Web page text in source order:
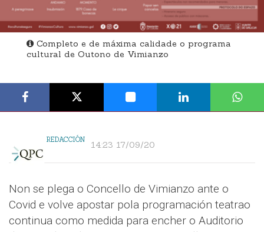
Completo e de máxima calidade o programa
cultural de Outono de Vimianzo
REDACCIÓN 14:23 17/09/20
Non se plega o Concello de Vimianzo ante o
Covid e volve apostar pola programación teatrao
continua como medida para encher o Auditorio